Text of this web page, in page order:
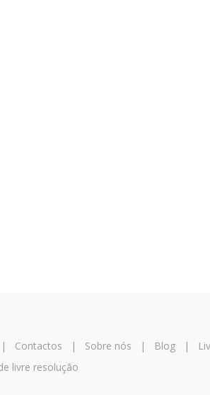
Contactos | Sobre nós | Blog|
livre resolução